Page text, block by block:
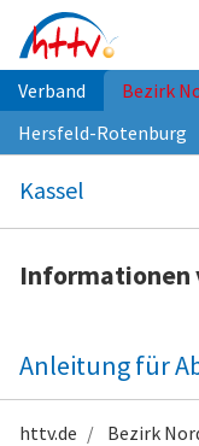
Inhalt
springen
Verband Bezirk
Hersfeld-Rotenburg
Kassel
Informationen
Anleitung für
httv.de Bezirk